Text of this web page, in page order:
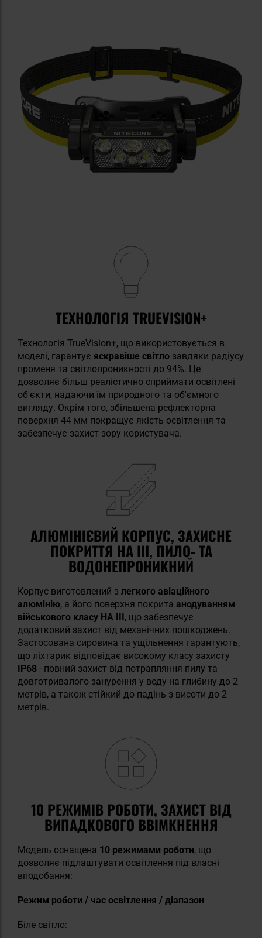
ТЕХНОЛОГІЯ TRUEVISION+
Технологія TrueVision+, що використовується в
моделі, гарантує яскравіше світло завдяки радіусу
променя та світлопроникності до 94%. Це
дозволяє більш реалістично сприймати освітлені
об'єкти, надаючи їм природного та об'ємного
вигляду. Окрім того, збільшена рефлекторна
поверхня 44 мм покращує якість освітлення та
забезпечує захист зору користувача.
АЛЮМІНІЄВИЙ КОРПУС, ЗАХИСНЕ
ПОКРИТТЯ HA III, ПИЛО- ТА
ВОДОНЕПРОНИКНИЙ
Корпус виготовлений з легкого авіаційного
алюмінію, а його поверхня покрита анодуванням
військового класу HA III, що забезпечує
додатковий захист від механічних пошкоджень.
Застосована сировина та ущільнення гарантують,
що ліхтарик відповідає високому класу захисту
IP68 - повний захист від потрапляння пилу та
довготривалого занурення у воду на глибину до 2
метрів, а також стійкий до падінь з висоти до 2
метрів.
10 РЕЖИМІВ РОБОТИ, ЗАХИСТ ВІД
ВИПАДКОВОГО ВВІМКНЕННЯ
Модель оснащена 10 режимами роботи, що
дозволяє підлаштувати освітлення під власні
вподобання:
Режим роботи / час освітлення / діапазон
Біле світло: